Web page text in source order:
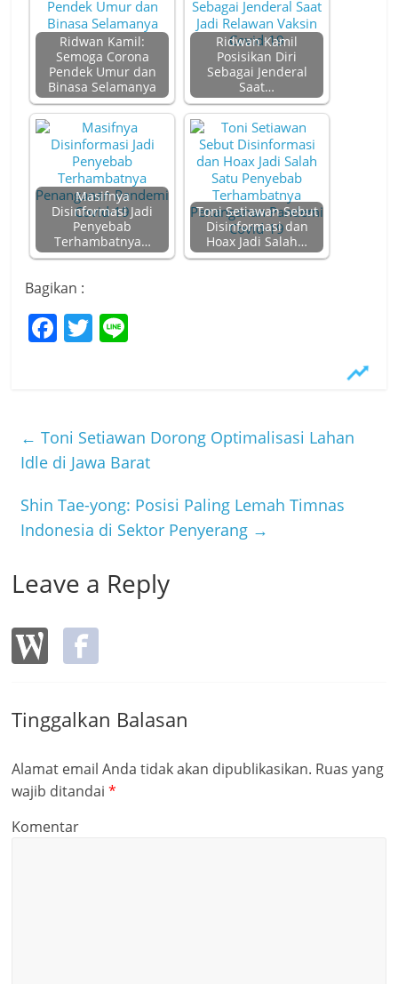
Ridwan Kamil:
Semoga Corona
Pendek Umur dan
Binasa Selamanya
Ridwan Kamil
Posisikan Diri
Sebagai Jenderal
Saat…
Masifnya
Disinformasi Jadi
Penyebab
Terhambatnya…
Toni Setiawan Sebut
Disinformasi dan
Hoax Jadi Salah…
Bagikan :
F
b
o
o
k
T
← Toni Setiawan Dorong Optimalisasi Lahan
Idle di Jawa Barat
Shin Tae-yong: Posisi Paling Lemah Timnas
Indonesia di Sektor Penyerang →
Leave a Reply
Tinggalkan Balasan
Alamat email Anda tidak akan dipublikasikan. Ruas yang
wajib ditandai*
Komentar